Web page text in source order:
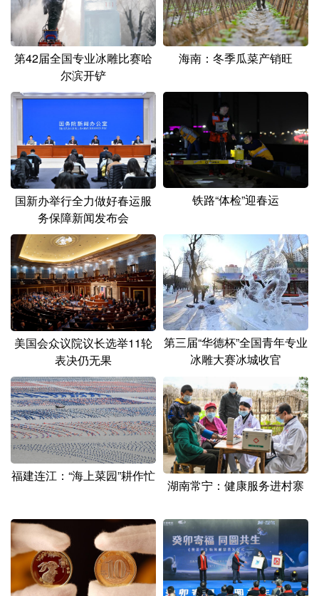
四川 贵州 云南 西藏
陕西 甘肃 青海 宁夏
多语种频道
English Español Français عربى
Русский язык 日本語 한국어
Deutsch Português
第42届全国专业冰雕比赛哈
尔滨开铲
海南：冬季瓜菜产销旺
国新办举行全力做好春运服
务保障新闻发布会
铁路“体检”迎春运
美国会众议院议长选举11轮
表决仍无果
第三届“华德杯”全国青年专业
冰雕大赛冰城收官
福建连江：“海上菜园”耕作忙
湖南常宁：健康服务进村寨